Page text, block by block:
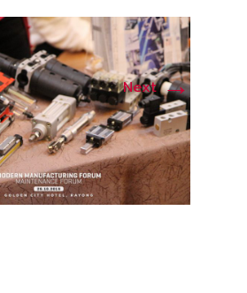
Next→